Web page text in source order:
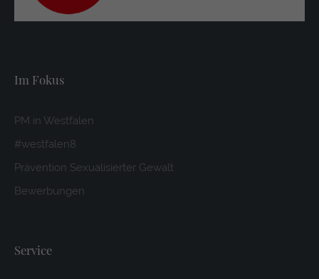
Im Fokus
PM in Westfalen
#westfalen8
Prävention Sexualisierter Gewalt
Bewerbungen
Service